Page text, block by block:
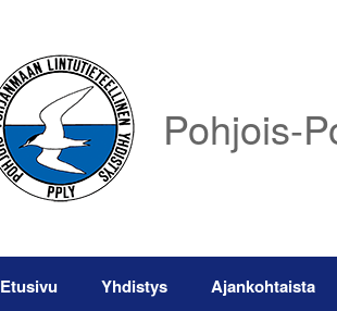
Pohjois-
Etusivu Yhdistys Ajankohtaista